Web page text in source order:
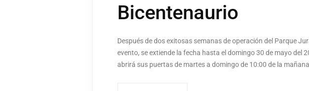
Bicentenaurio
Después de dos exitosas semanas de operación del Parque
evento, se extiende la fecha hasta el domingo 30 de mayo
abrirá sus puertas de martes a domingo de 10:00 de la